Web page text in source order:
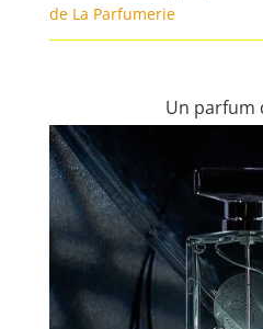
de La Parfumerie
Un parfum